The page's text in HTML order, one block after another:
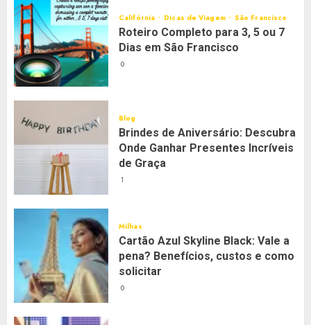
Califórnia Dicas de Viagem São Francisco
Roteiro Completo para 3, 5 ou 7
Dias em São Francisco
0
Blog
Brindes de Aniversário: Descubra
Onde Ganhar Presentes Incríveis
de Graça
1
Milhas
Cartão Azul Skyline Black: Vale a
pena? Benefícios, custos e como
solicitar
0